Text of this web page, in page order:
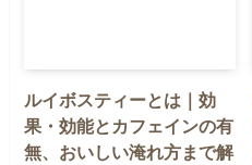
ルイボスティーとは｜効
果・効能とカフェインの有
無、おいしい淹れ方まで解